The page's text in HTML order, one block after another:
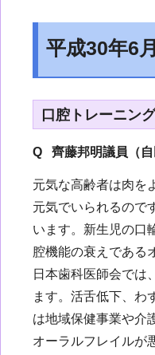
平成30年6
口腔トレーニン
Q 齊藤邦明議員（自
元気な高齢者は肉を
元気でいられるので
います。新生児の口
腔機能の衰えである
日本歯科医師会では
ます。活舌低下、わ
は地域保健事業や介
オーラルフレイルが